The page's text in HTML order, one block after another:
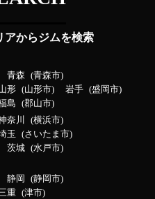
アからジムを検索
青森
青森市
形 山形市 岩手
盛岡市
島 郡山市
奈川
横浜市
玉
さいたま市
茨城
水戸市
静岡
静岡市
重 津市